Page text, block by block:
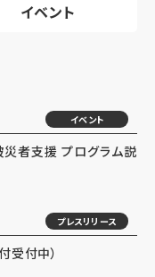
イベント
イベント
災者支援 プログラム説
プレスリリース
受付中）